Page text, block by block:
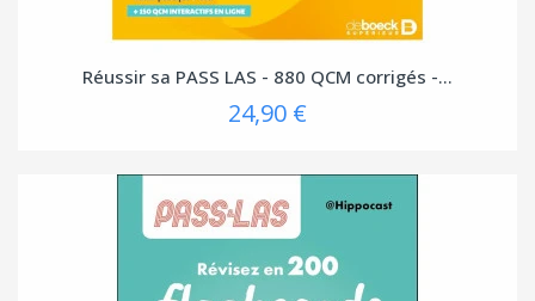
Réussir sa PASS LAS - 880 QCM corrigés -...
24,90 €